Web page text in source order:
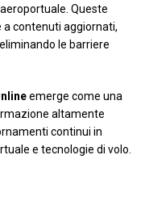
Queste
contenuti aggiornati,
le barriere
emerge come una
altamente
continui in
e tecnologie di volo.